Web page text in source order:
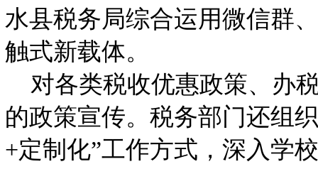
水县税务局综合运用微信群
触式新载体。
对各类税收优惠政策、办
的政策宣传。税务部门还组
+定制化”工作方式，深入学